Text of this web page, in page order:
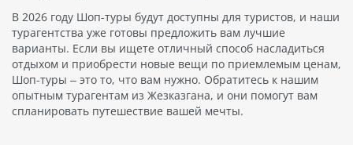
В 2026 году Шоп-туры будут доступны для туристов, и наши
турагентства уже готовы предложить вам лучшие
варианты. Если вы ищете отличный способ насладиться
отдыхом и приобрести новые вещи по приемлемым ценам,
Шоп-туры – это то, что вам нужно. Обратитесь к нашим
опытным турагентам из Жезказгана, и они помогут вам
спланировать путешествие вашей мечты.